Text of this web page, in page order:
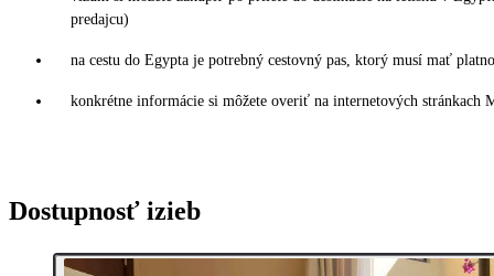
predajcu)
na cestu do Egypta je potrebný cestovný pas, ktorý musí mať
konkrétne informácie si môžete overiť na internetových stránkach
Dostupnosť izieb